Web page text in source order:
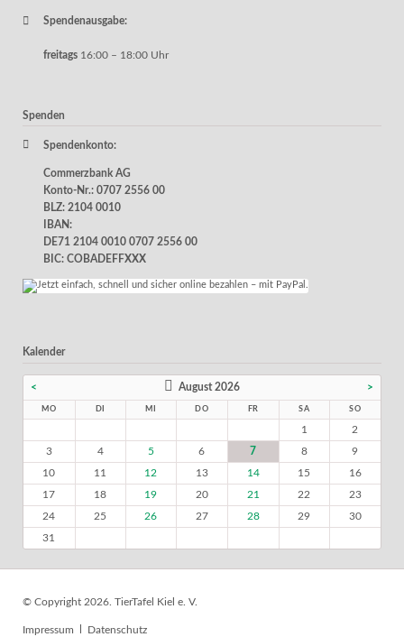
Spendenausgabe:
freitags 16:00 – 18:00 Uhr
Spenden
Spendenkonto:
Commerzbank AG
Konto-Nr.: 0707 2556 00
BLZ: 2104 0010
IBAN:
DE71 2104 0010 0707 2556 00
BIC: COBADEFFXXX
Kalender
< August 2026 >
MO DI MI DO FR SA SO
1
2
3
4 5 6 7 8
9
10
11 12 13 14 15
16
17
18 19 20 21 22
23
24
25 26 27 28 29
30
31
© Copyright 2026. TierTafel Kiel e. V.
Navigation
Impressum Datenschutz